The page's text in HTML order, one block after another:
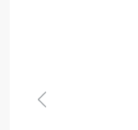
Previous